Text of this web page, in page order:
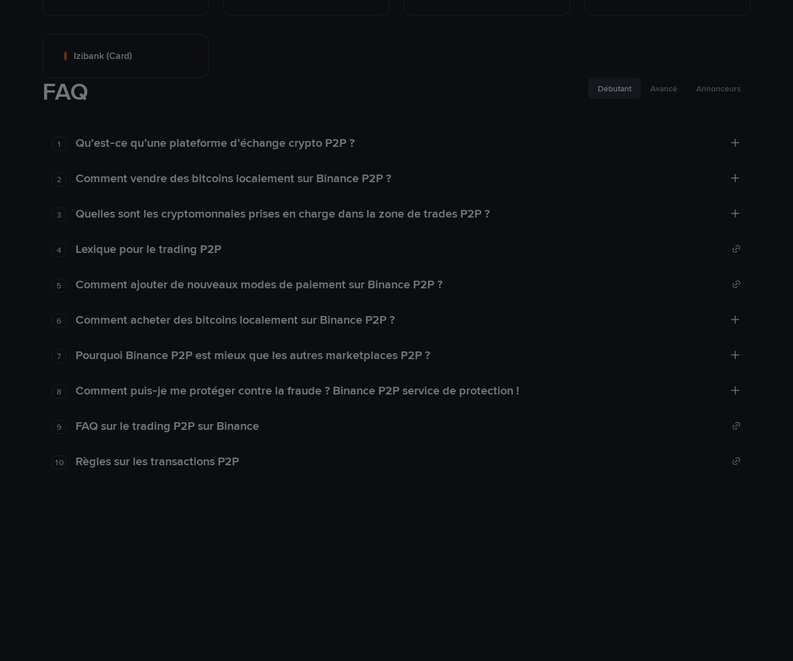
Izibank (Card)
FAQ Débutant Avancé Annonceurs
1 Qu’est-ce qu’une plateforme d’échange crypto P2P ?
2 Comment vendre des bitcoins localement sur Binance P2P ?
3 Quelles sont les cryptomonnaies prises en charge dans la zone de trades P2P ?
4 Lexique pour le trading P2P
5 Comment ajouter de nouveaux modes de paiement sur Binance P2P ?
6 Comment acheter des bitcoins localement sur Binance P2P ?
7 Pourquoi Binance P2P est mieux que les autres marketplaces P2P ?
8 Comment puis-je me protéger contre la fraude ? Binance P2P service de protection !
9 FAQ sur le trading P2P sur Binance
10 Règles sur les transactions P2P